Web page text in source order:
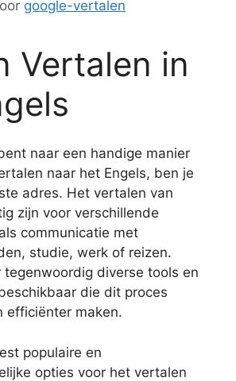
google-vertalen
Vertalen in
naar een handige manier
naar het Engels, ben je
adres. Het vertalen van
zijn voor verschillende
communicatie met
studie, werk of reizen.
tegenwoordig diverse tools en
die dit proces
efficiënter maken.
populaire en
opties voor het vertalen